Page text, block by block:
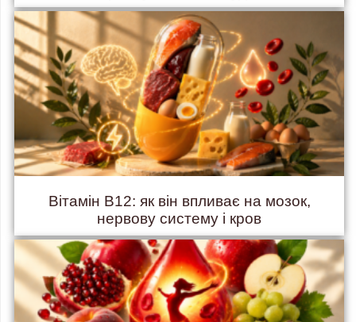
Вітамін B12: як він впливає на мозок,
нервову систему і кров